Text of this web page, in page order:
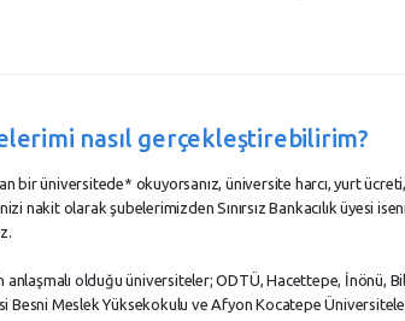
nasıl gerçekleştirebilirim?
bir üniversitede* okuyorsanız, üniversite harcı, yurt
nakit olarak şubelerimizden Sınırsız Bankacılık üyesi
anlaşmalı olduğu üniversiteler; ODTÜ, Hacettepe, İnönü,
Besni Meslek Yüksekokulu ve Afyon Kocatepe